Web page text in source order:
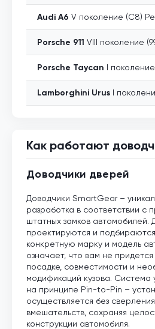
Audi A6 V поколение (C8)
Porsche 911 VIII поколение
Porsche Taycan I поколение
Lamborghini Urus I
Как работают
Доводчики дверей
Доводчики SmartGear –
разработка в соответствии с
штатных замков автомобилей.
проектируются и
конкретную марку и модель
означает, что вам не
посадке, совместимости и
модификаций кузова. Система
на принципе Pin-to-Pin –
осуществляется без
вмешательств, сохраняя
конструкции автомобиля.